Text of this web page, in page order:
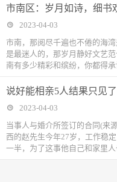
市南区：岁月如诗，细书
2023-04-03
市南，那阅尽千遍也不倦的海
是最迷人的，那岁月静好文艺
南有多少精彩和缤纷，你都得
说好能相亲5人结果只见
2023-04-03
当事人与婚介所签订的合同(来
西的赵先生今年27岁，工作稳
一半，为了这事他自己和家里